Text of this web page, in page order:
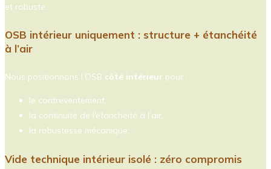
et robuste.
OSB intérieur uniquement : structure + étanchéité
à l’air
Nous positionnons l’OSB côté intérieur pour :
le contreventement,
la continuité de l’étanchéité à l’air,
la robustesse mécanique.
Vide technique intérieur isolé : zéro compromis